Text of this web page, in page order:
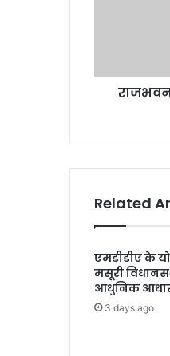
म
स्था
व
स
ना
या
ग
या
Related
एमडीडीए के
मसूरी
आधुनिक
3 days ago